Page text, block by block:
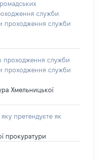
служби
проходження служби
проходження служби
проходження служби
Хмельницької
претендуєте як
прокуратури